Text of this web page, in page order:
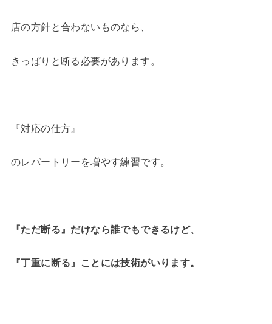
店の方針と合わないものなら、
きっぱりと断る必要があります。
『対応の仕方』
のレパートリーを増やす練習です。
『ただ断る』だけなら誰でもできるけど、
『丁重に断る』ことには技術がいります。